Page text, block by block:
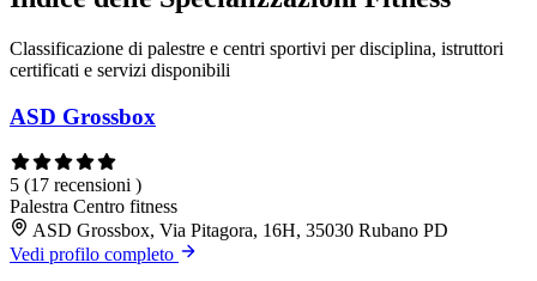
Classificazione di palestre e centri sportivi per disciplina, istruttori
certificati e servizi disponibili
ASD Grossbox
5 (17 recensioni )
Palestra Centro fitness
ASD Grossbox, Via Pitagora, 16H, 35030 Rubano PD
Vedi profilo completo